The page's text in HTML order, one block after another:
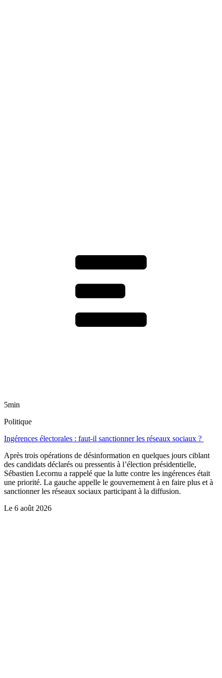
5min
Politique
Ingérences électorales : faut-il sanctionner les réseaux sociaux ?
Après trois opérations de désinformation en quelques jours ciblant
des candidats déclarés ou pressentis à l’élection présidentielle,
Sébastien Lecornu a rappelé que la lutte contre les ingérences était
une priorité. La gauche appelle le gouvernement à en faire plus et à
sanctionner les réseaux sociaux participant à la diffusion.
Le 6 août 2026